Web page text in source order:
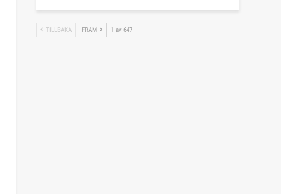
TILLBAKA FRAM 1 av 647